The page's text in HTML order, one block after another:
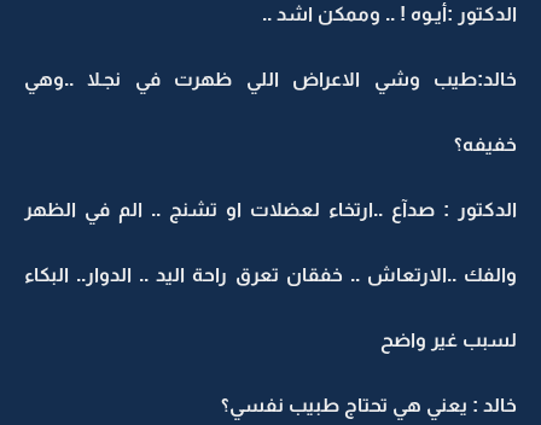
الدكتور :أيـوه ! .. وممكن اشد ..
خالد:طيب وشي الاعراض اللي ظهرت في نجـلا ..وهي
خفيفه؟
الدكتور : صدآع ..ارتخاء لعضلات او تشنج .. الم في الظهر
والفك ..الارتعاش .. خفقان تعرق راحة اليد .. الدوار.. البكاء
لسبب غير واضح
خالد : يعني هي تحتاج طبيب نفسي؟